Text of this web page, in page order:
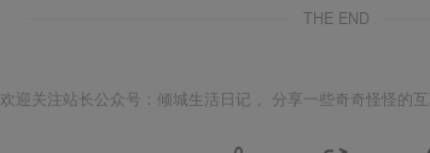
THE END
欢迎关注站长公众号：倾城生活日记 。分享一些奇奇怪怪的